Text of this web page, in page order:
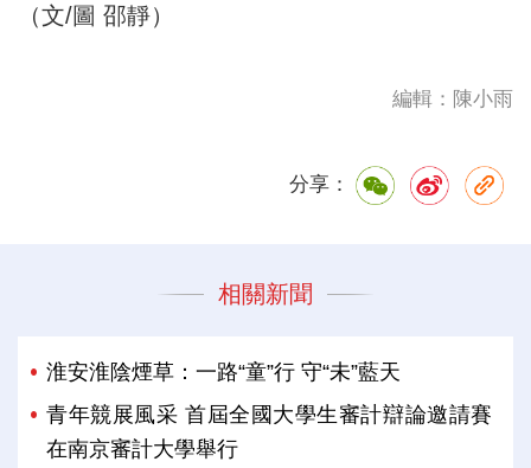
（文/圖 邵靜）
編輯：陳小雨
分享：
相關新聞
淮安淮陰煙草：一路“童”行 守“未”藍天
青年競展風采 首屆全國大學生審計辯論邀請賽
在南京審計大學舉行